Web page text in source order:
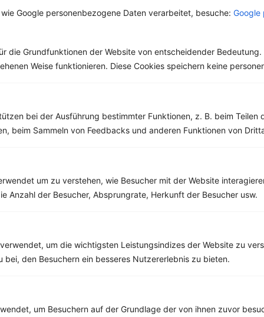
Google personenbezogene Daten verarbeitet, besuche: Google
die Grundfunktionen der Website von entscheidender Bedeutung.
Weise funktionieren. Diese Cookies speichern keine
bei der Ausführung bestimmter Funktionen, z. B. beim Teilen
beim Sammeln von Feedbacks und anderen Funktionen von
um zu verstehen, wie Besucher mit der Website
Anzahl der Besucher, Absprungrate, Herkunft der Besucher usw.
um die wichtigsten Leistungsindizes der Website zu
bei, den Besuchern ein besseres Nutzererlebnis zu bieten.
um Besuchern auf der Grundlage der von ihnen zuvor
Weitere Vegetarische Rezepte
Beeren-Muffins mit Haferflocken
Eiweiß:
Kohlehydrate:100 g
Rezepte mit 500 bis 600 kcal
Rezepte
Brot mit Obazda, Gurke und Radieschen